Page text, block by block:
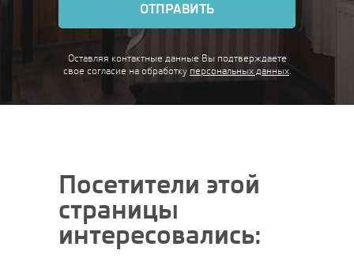
ОТПРАВИТЬ
Оставляя контактные данные Вы подтверждаете
свое согласие на обработку персональных данных.
Посетители этой
страницы
интересовались: